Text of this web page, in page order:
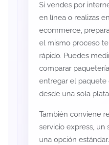
Si vendes por
en línea o realizas
ecommerce,
el mismo proceso
rápido. Puedes
comparar
entregar el paquete
desde una sola
También conviene
servicio express, un
una opción